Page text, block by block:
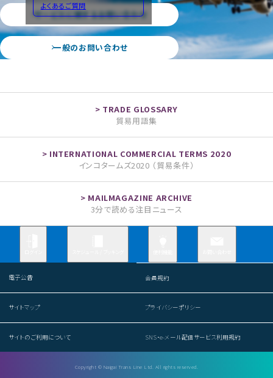
よくあるご質問
サービスに関するお問い合わせ
一般のお問い合わせ
貿易用語集
インコタームズ2020 （貿易条件）
3分で読める注目ニュース
電子公告 会員規約
サイトマップ プライバシーポリシー
サイトのご利用について SNS・e-メール配信サービス利用規約
Copyright © Naigai Trans Line Ltd. All rights reserved.